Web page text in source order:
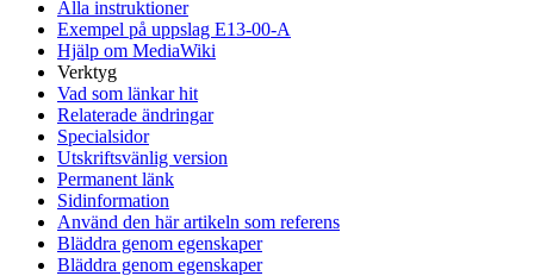
Alla instruktioner
Exempel på uppslag E13-00-A
Hjälp om MediaWiki
Verktyg
Vad som länkar hit
Relaterade ändringar
Specialsidor
Utskriftsvänlig version
Permanent länk
Sidinformation
Använd den här artikeln som referens
Bläddra genom egenskaper
Bläddra genom egenskaper